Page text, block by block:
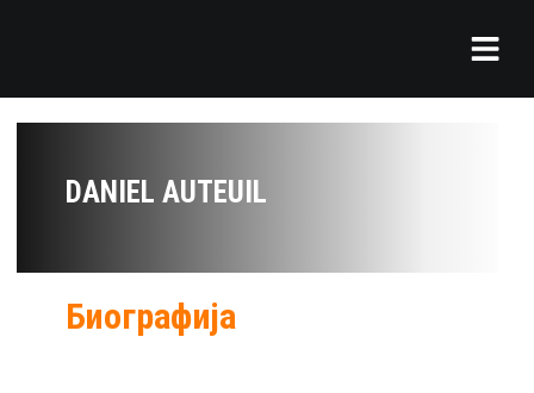
DANIEL AUTEUIL
Биографија